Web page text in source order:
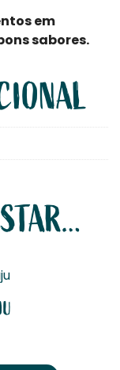
em
sabores.
range: €3.43